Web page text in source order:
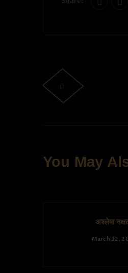
You May
अश्लेषा
March 22,